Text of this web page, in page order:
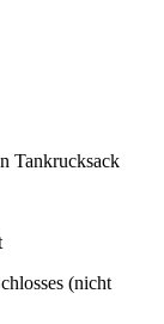
Tankrucksack
(nicht